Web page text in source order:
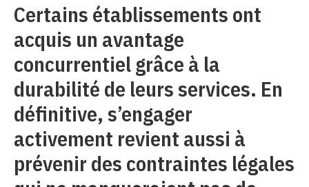
Certains établissements ont
acquis un avantage
concurrentiel grâce à la
durabilité de leurs services. En
définitive, s’engager
activement revient aussi à
prévenir des contraintes légales